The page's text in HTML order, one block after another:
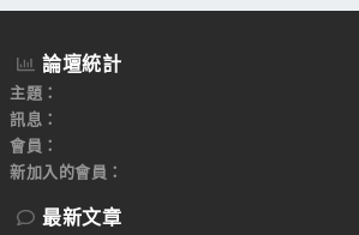
論壇統計
主題
訊息
會員
新加入的會員
最新文章